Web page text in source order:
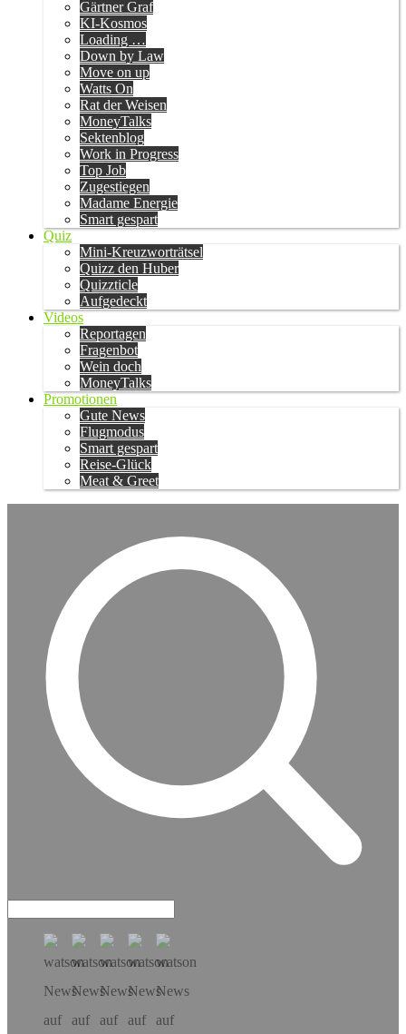
Gärtner Graf
KI-Kosmos
Loading …
Down by Law
Move on up
Watts On
Rat der Weisen
MoneyTalks
Sektenblog
Work in Progress
Top Job
Zugestiegen
Madame Energie
Smart gespart
Quiz
Mini-Kreuzworträtsel
Quizz den Huber
Quizzticle
Aufgedeckt
Videos
Reportagen
Fragenbot
Wein doch
MoneyTalks
Promotionen
Gute News
Flugmodus
Smart gespart
Reise-Glück
Meat & Greet